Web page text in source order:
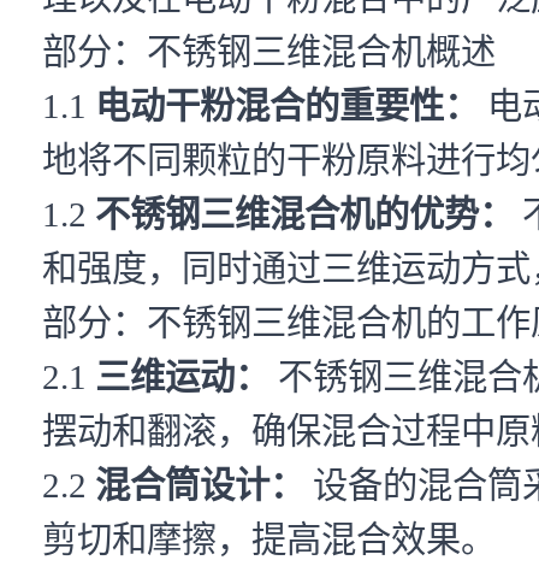
部分：不锈钢三维混合机概述
1.1 电动干粉混合的重要性：
电
地将不同颗粒的干粉原料进行
1.2 不锈钢三维混合机的优势：
和强度，同时通过三维运动方
部分：不锈钢三维混合机的工作
2.1 三维运动：
不锈钢三维混合
摆动和翻滚，确保混合过程中
2.2 混合筒设计：
设备的混合筒
剪切和摩擦，提高混合效果。